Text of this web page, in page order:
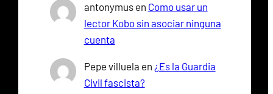
antonymusen Como usar un
lector Kobo sin asociar ninguna
cuenta
Pepe villuela en ¿Es la Guardia
Civil fascista?